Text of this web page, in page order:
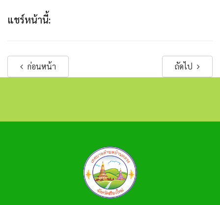
แชร์หน้านี้:
ก่อนหน้า ถัดไป